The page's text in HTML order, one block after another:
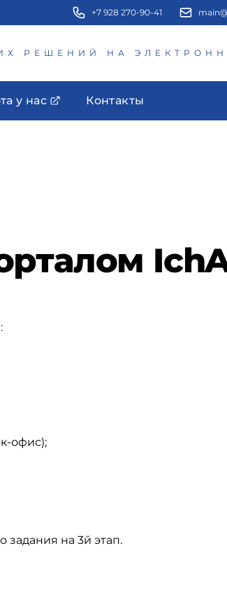
+7 928 270-90-41
РЕШЕНИЙ НА
у нас Контакты
офис);
задания на 3й этап.